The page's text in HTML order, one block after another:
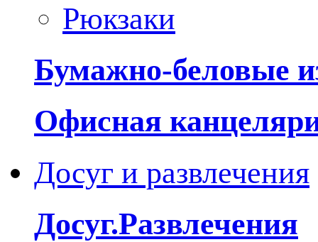
Рюкзаки
Бумажно-беловые
Офисная
Досуг и развлечения
Досуг.Развлечения